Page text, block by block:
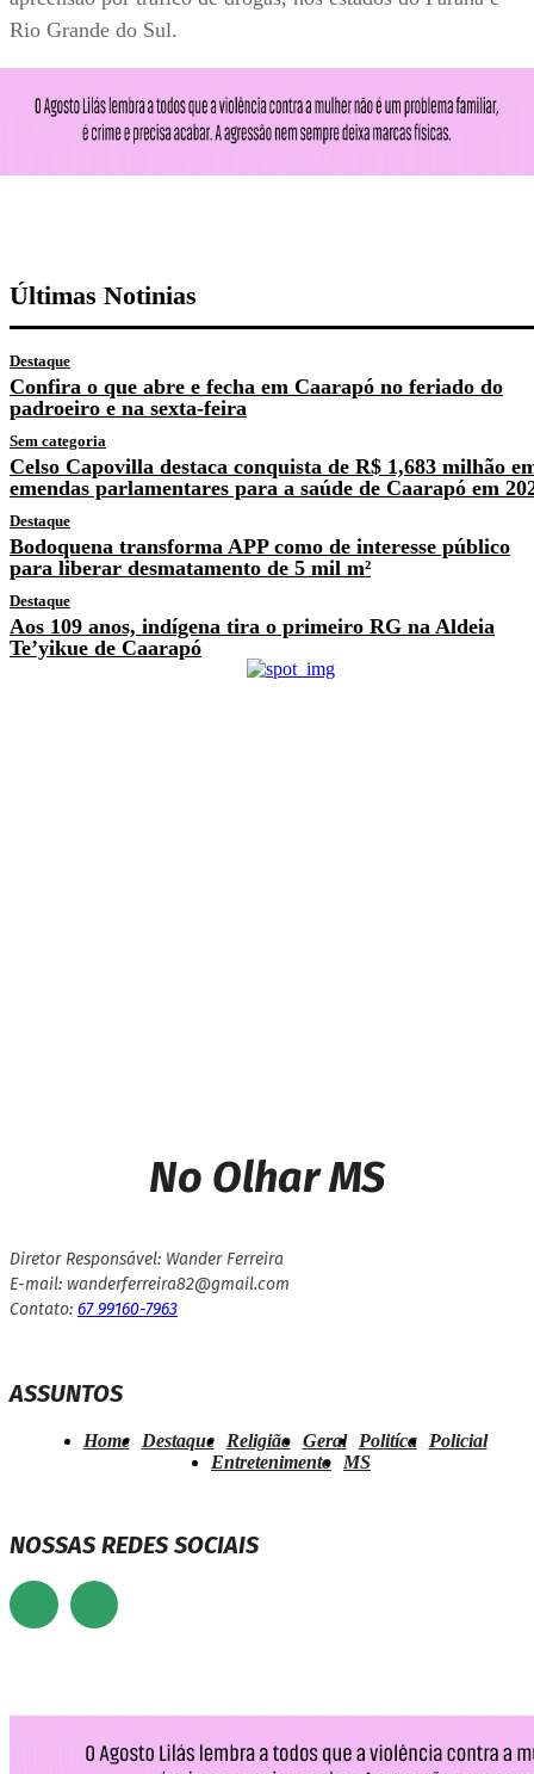
Rio Grande do Sul.
Últimas Notinias
Destaque
Confira o que abre e fecha em Caarapó no feriado do
padroeiro e na sexta-feira
Sem categoria
Celso Capovilla destaca conquista de R$ 1,683 milhão
emendas parlamentares para a saúde de Caarapó em
Destaque
Bodoquena transforma APP como de interesse público
para liberar desmatamento de 5 mil m²
Destaque
Aos 109 anos, indígena tira o primeiro RG na Aldeia
Te’yikue de Caarapó
No Olhar MS
Diretor Responsável: Wander Ferreira
E-mail: wanderferreira82@gmail.com
Contato: 67 99160-7963
ASSUNTOS
Home Destaque Religião Geral Politíca
Policial
Entretenimento
MS
NOSSAS REDES SOCIAIS